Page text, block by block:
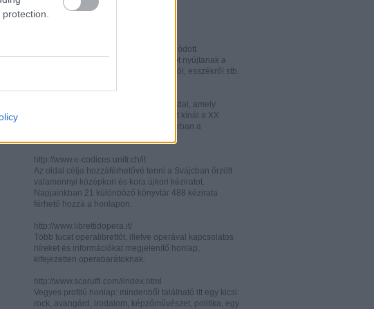
http://www.italianistica.info/
Két, italianisztikai kutatásra specializálódott
információs portál - számos információt nyújtanak a
legújabb publikációkról, konferenciákról, esszékről stb.
http://digilander.libero.it/letteratura/
Könnyen áttkinthető irodalomkritikai oldal, amely
műelemzéseket és szerzői életrajzokat kínál a XX.
század elejéről. Célközönsége elsősorban a
http://www.e-codices.unifr.ch/it
Az oldal célja hozzáférhetővé tenni a Svájcban őrzött
valamennyi középkori és kora újkori kéziratot.
Napjainkban 21 különböző könyvtár 488 kézirata
férhető hozzá a honlapon.
http://www.librettidopera.it/
Több tucat operalibrettót, illetve operával kapcsolatos
híreket és információkat megjelenítő honlap,
kifejezetten operabarátoknak.
http://www.scaruffi.com/iindex.html
Vegyes profilú honlap: mindenből található itt egy kicsi:
rock, avangárd, irodalom, képzőművészet, politika, egy